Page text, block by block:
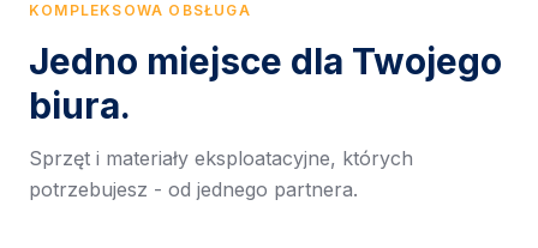
KOMPLEKSOWA OBSŁUGA
Jedno miejsce dla Twojego
biura.
Sprzęt i materiały eksploatacyjne, których
potrzebujesz - od jednego partnera.